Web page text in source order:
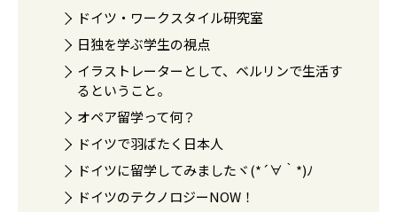
ドイツ・ワークスタイル研究室
日独を学ぶ学生の視点
イラストレーターとして、ベルリンで生活す
るということ。
オペア留学って何？
ドイツで羽ばたく日本人
ドイツに留学してみましたヾ(*´∀｀*)ﾉ
ドイツのテクノロジーNOW！